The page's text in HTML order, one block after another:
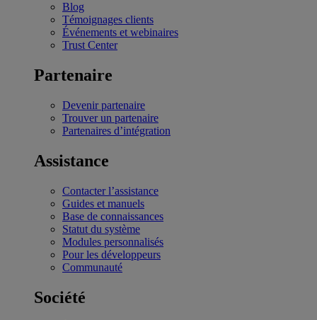
Blog
Témoignages clients
Événements et webinaires
Trust Center
Partenaire
Devenir partenaire
Trouver un partenaire
Partenaires d’intégration
Assistance
Contacter l’assistance
Guides et manuels
Base de connaissances
Statut du système
Modules personnalisés
Pour les développeurs
Communauté
Société